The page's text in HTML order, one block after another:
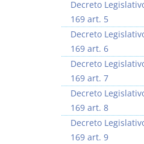
Decreto
169 art. 5
Decreto
169 art. 6
Decreto
169 art. 7
Decreto
169 art. 8
Decreto
169 art. 9
Prescrizione e
Versione ebook€ 4,19